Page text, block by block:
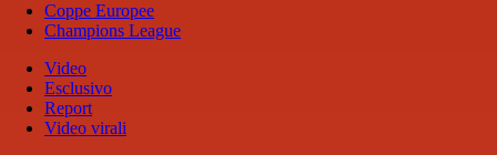
Coppe Europee
Champions League
Video
Esclusivo
Report
Video virali